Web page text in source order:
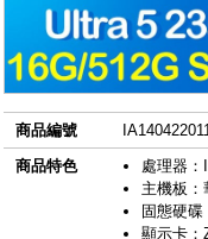
商品編號
商品特色
處理器
主機板
固態硬
顯示卡：